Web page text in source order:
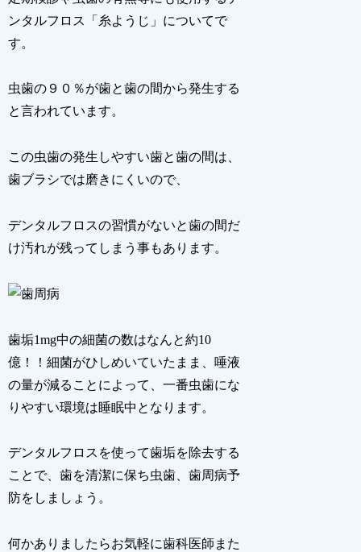
ンタルフロス「糸ようじ」についてで
す。
虫歯の９０％が歯と歯の間から発生する
と言われています。
この虫歯の発生しやすい歯と歯の間は、
歯ブラシでは磨きにくいので、
デンタルフロスの習慣がないと歯の間だ
け汚れが残ってしまう事もあります。
歯垢1mg中の細菌の数はなんと約10
億！！細菌がひしめいていたまま、唾液
の量が減ることによって、一番虫歯にな
りやすい環境は睡眠中となります。
デンタルフロスを使って歯垢を除去する
ことで、歯を清潔に保ち虫歯、歯周病予
防をしましょう。
何かありましたらお気軽に歯科医師また